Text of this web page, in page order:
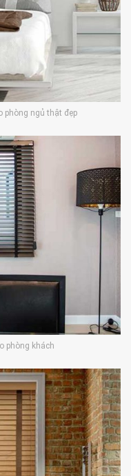
phòng ngủ thật đẹp
phòng khách